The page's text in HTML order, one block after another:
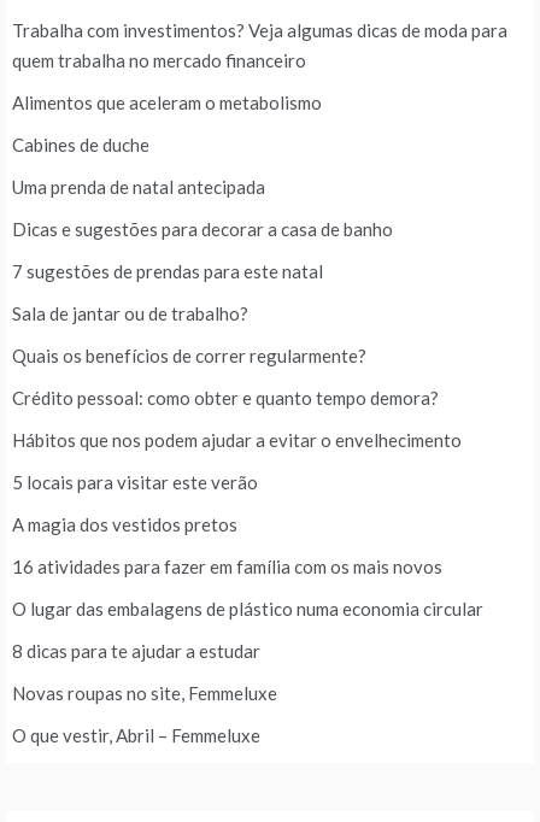
Trabalha com investimentos? Veja algumas dicas de moda para
quem trabalha no mercado financeiro
Alimentos que aceleram o metabolismo
Cabines de duche
Uma prenda de natal antecipada
Dicas e sugestões para decorar a casa de banho
7 sugestões de prendas para este natal
Sala de jantar ou de trabalho?
Quais os benefícios de correr regularmente?
Crédito pessoal: como obter e quanto tempo demora?
Hábitos que nos podem ajudar a evitar o envelhecimento
5 locais para visitar este verão
A magia dos vestidos pretos
16 atividades para fazer em família com os mais novos
O lugar das embalagens de plástico numa economia circular
8 dicas para te ajudar a estudar
Novas roupas no site, Femmeluxe
O que vestir, Abril – Femmeluxe